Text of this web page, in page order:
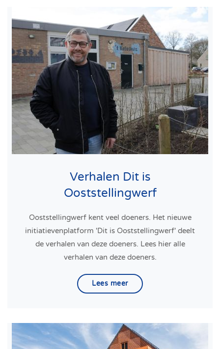
Verhalen Dit is
Ooststellingwerf
Ooststellingwerf kent veel doeners. Het nieuwe
initiatievenplatform 'Dit is Ooststellingwerf' deelt
de verhalen van deze doeners. Lees hier alle
verhalen van deze doeners.
Lees meer